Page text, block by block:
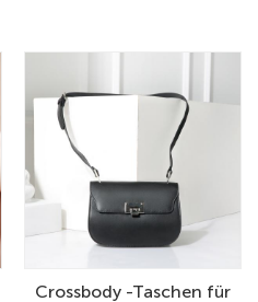
Crossbody -Taschen für